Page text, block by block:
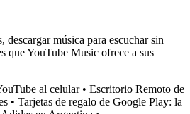
música para escuchar sin
que YouTube Music ofrece a sus
al celular• Escritorio Remoto de
• Tarjetas de regalo de Google Play: la